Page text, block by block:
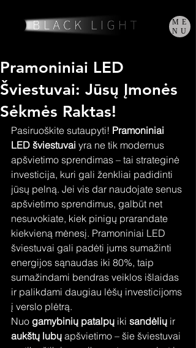
ME
NU
Pramoniniai LED
Šviestuvai: Jūsų Įmonės
Sėkmės Raktas!
Pasiruoškite sutaupyti! Pramoniniai
LED šviestuvai yra ne tik modernus
apšvietimo sprendimas – tai strateginė
investicija, kuri gali ženkliai padidinti
jūsų pelną. Jei vis dar naudojate senus
apšvietimo sprendimus, galbūt net
nesuvokiate, kiek pinigų prarandate
kiekvieną mėnesį. Pramoniniai LED
šviestuvai gali padėti jums sumažinti
energijos sąnaudas iki 80%, taip
sumažindami bendras veiklos išlaidas
ir palikdami daugiau lėšų investicijoms
į verslo plėtrą.
Nuo gamybinių patalpų iki sandėlių ir
aukštų lubų apšvietimo – šie šviestuvai